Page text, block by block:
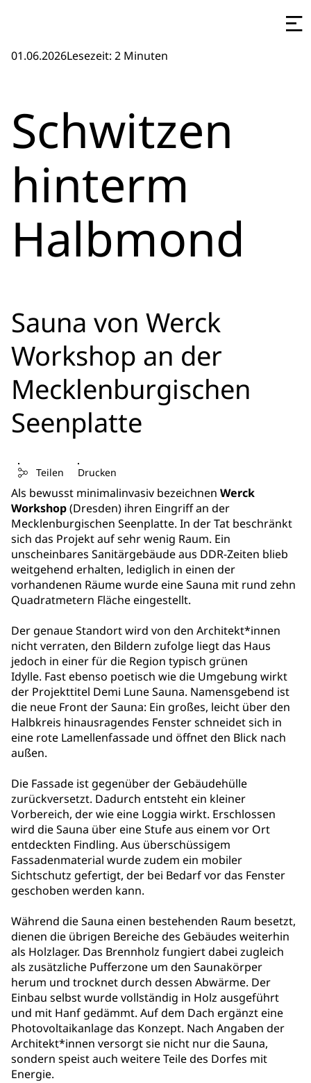
01.06.2026Lesezeit: 2 Minuten
Schwitzen
hinterm
Halbmond
Sauna von Werck
Workshop an der
Mecklenburgischen
Seenplatte
Teilen Drucken
Als bewusst minimalinvasiv bezeichnen Werck
Workshop(Dresden) ihren Eingriff an der
Mecklenburgischen Seenplatte. In der Tat beschränkt
sich das Projekt auf sehr wenig Raum. Ein
unscheinbares Sanitärgebäude aus DDR-Zeiten blieb
weitgehend erhalten, lediglich in einen der
vorhandenen Räume wurde eine Sauna mit rund zehn
Quadratmetern Fläche eingestellt.
Der genaue Standort wird von den Architekt*innen
nicht verraten, den Bildern zufolge liegt das Haus
jedoch in einer für die Region typisch grünen
Idylle. Fast ebenso poetisch wie die Umgebung wirkt
der Projekttitel Demi Lune Sauna. Namensgebend ist
die neue Front der Sauna: Ein großes, leicht über den
Halbkreis hinausragendes Fenster schneidet sich in
eine rote Lamellenfassade und öffnet den Blick nach
außen.
Die Fassade ist gegenüber der Gebäudehülle
zurückversetzt. Dadurch entsteht ein kleiner
Vorbereich, der wie eine Loggia wirkt. Erschlossen
wird die Sauna über eine Stufe aus einem vor Ort
entdeckten Findling. Aus überschüssigem
Fassadenmaterial wurde zudem ein mobiler
Sichtschutz gefertigt, der bei Bedarf vor das Fenster
geschoben werden kann.
Während die Sauna einen bestehenden Raum besetzt,
dienen die übrigen Bereiche des Gebäudes weiterhin
als Holzlager. Das Brennholz fungiert dabei zugleich
als zusätzliche Pufferzone um den Saunakörper
herum und trocknet durch dessen Abwärme. Der
Einbau selbst wurde vollständig in Holz ausgeführt
und mit Hanf gedämmt. Auf dem Dach ergänzt eine
Photovoltaikanlage das Konzept. Nach Angaben der
Architekt*innen versorgt sie nicht nur die Sauna,
sondern speist auch weitere Teile des Dorfes mit
Energie.